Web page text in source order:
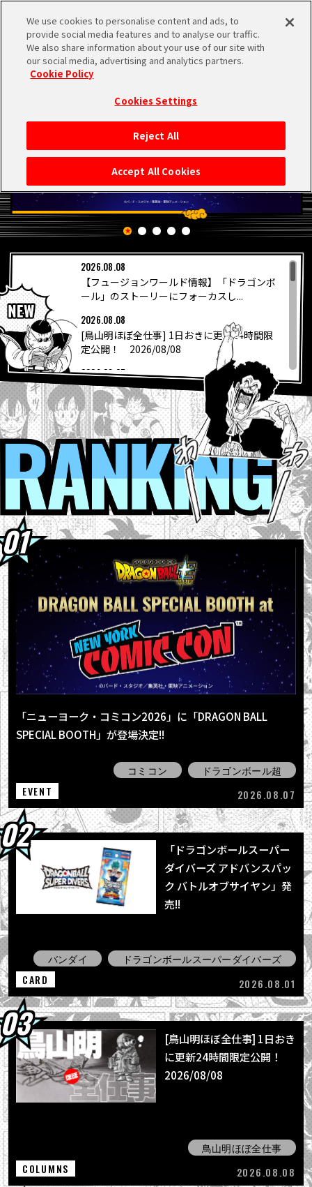
MEN
HOME
NEWS
RANKING
MOVIE
COLUMNS
ABOUT
LANGUAGE
JP
EN FR DE ES
PICKUP
2026.08.08
【フュージョンワールド情報】「ドラゴンボ
ール」のストーリーにフォーカスし...
2026.08.08
[鳥山明ほぼ全仕事] 1日おきに更新24時間限
定公開！ 2026/08/08
2026.08.07
「ニューヨーク・コミコン2026」に
「DRAGON BALL SPECIAL B...
2026.08.06
“大きいサイズのサカゼン”から「ドラゴンボ
ール」シリーズのオリジナルビッグ...
2026.08.04
『ドラゴンボールスーパーダイバーズ-レッ
ツ！スーパーダイブ !!』コミックス...
2026.08.04
10月号ふろくカード「孫悟空」の...
2026.08.04
ウィークリー☆キャラクター紹介！第267回
目は『ドラゴンボール超』の「グラノラ」！
2026.08.04
最強ジャンプ9月号大好評発売中!! 『ドラゴン
ボールSD』の表紙が目印＆各種ふろ...
2026.08.03
News」配信！
2026.08.03
「BLOOD OF SAIYANS」シリーズ最新作に
「超サイヤ人孫悟空」登場！
「ニューヨーク・コミコン2026」に「DRAGON BALL
SPECIAL BOOTH」が登場決定!!
コミコン
ドラゴンボール超
EVENT
2026.08.07
「ドラゴンボールスーパー
ダイバーズ アドバンスパッ
ク バトルオブサイヤン」発
売!!
バンダイ
ドラゴンボールスーパーダイバーズ
CARD
2026.08.01
[鳥山明ほぼ全仕事] 1日おき
に更新24時間限定公開！
2026/08/08
鳥山明ほぼ全仕事
COLUMNS
2026.08.08
We use cookies to personalise content and ads, to
provide social media features and to analyse our traffic.
We also share information about your use of our site with
our social media, advertising and analytics partners.
Cookie Policy
Cookies Settings
Reject All
Accept All Cookies